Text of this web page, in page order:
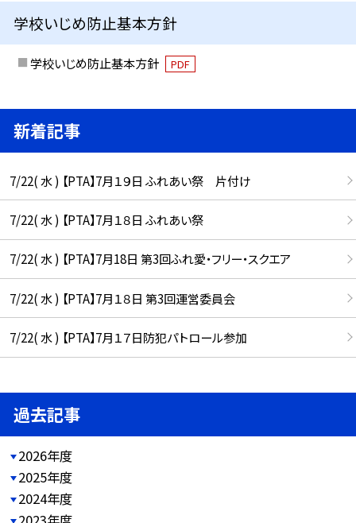
学校いじめ防止基本方針
学校いじめ防止基本方針 PDF
新着記事
7/22( 水 ) 【PTA】7月１９日 ふれあい祭 片付け
7/22( 水 ) 【PTA】7月１８日 ふれあい祭
7/22( 水 ) 【PTA】7月18日 第3回ふれ愛・フリー・スクエア
7/22( 水 ) 【PTA】7月１８日 第3回運営委員会
7/22( 水 ) 【PTA】7月１７日防犯パトロール参加
過去記事
2026年度
2025年度
2024年度